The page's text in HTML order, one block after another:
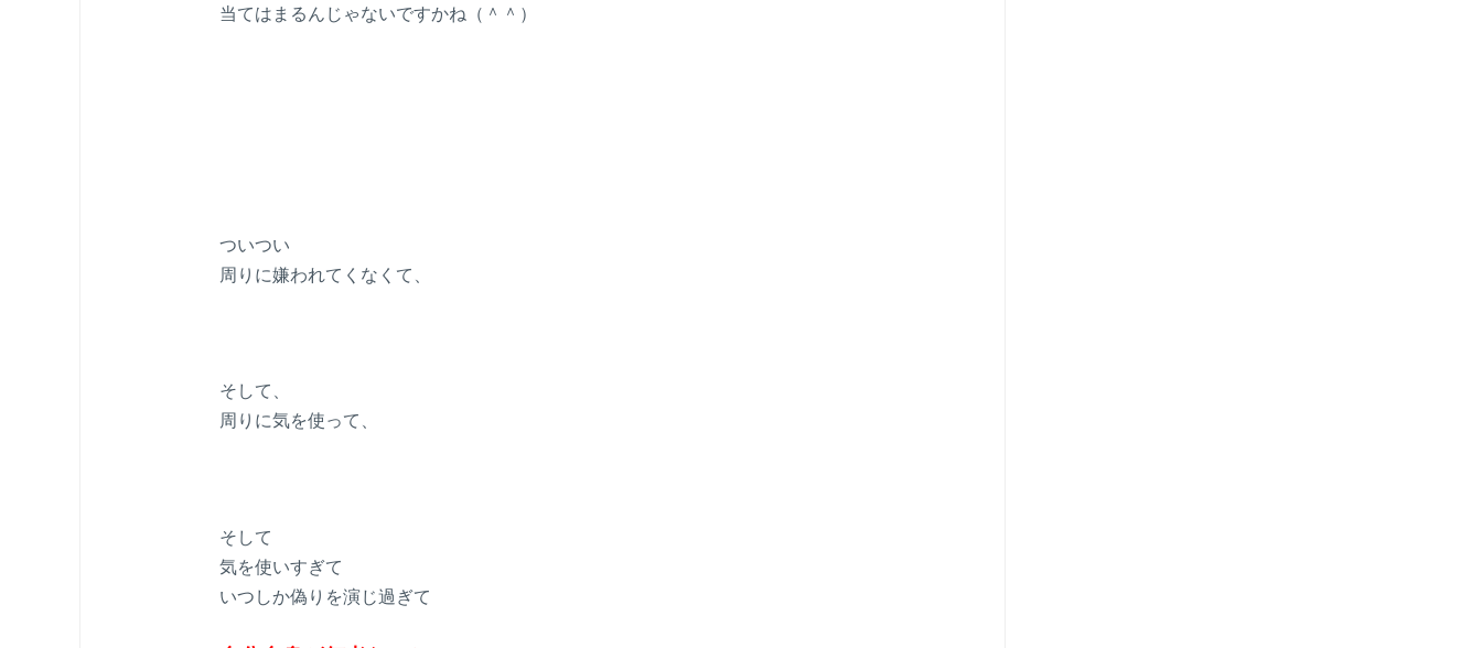
当てはまるんじゃないですかね（＾＾）
ついつい
周りに嫌われてくなくて、
そして、
周りに気を使って、
そして
気を使いすぎて
いつしか偽りを演じ過ぎて